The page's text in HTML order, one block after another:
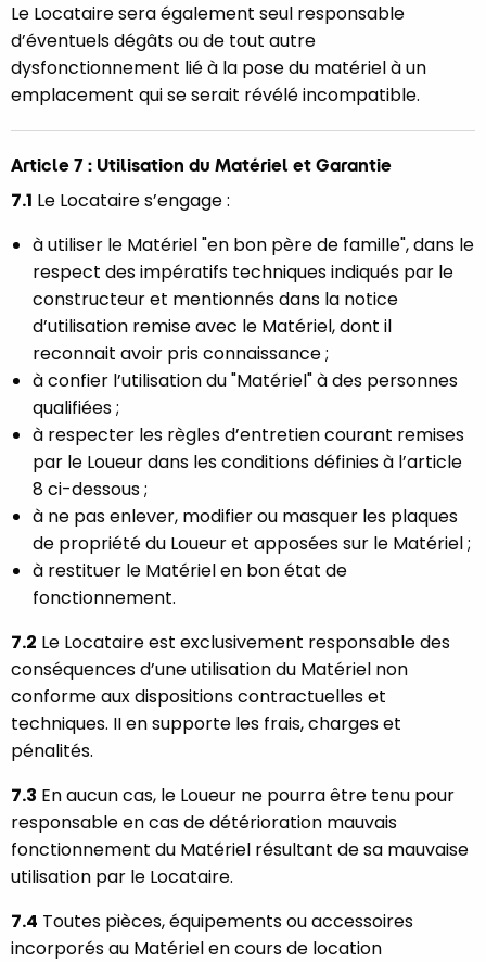
Le Locataire sera également seul responsable
d’éventuels dégâts ou de tout autre
dysfonctionnement lié à la pose du matériel à un
emplacement qui se serait révélé incompatible.
Article 7 : Utilisation du Matériel et Garantie
7.1 Le Locataire s’engage :
à utiliser le Matériel "en bon père de famille", dans le
respect des impératifs techniques indiqués par le
constructeur et mentionnés dans la notice
d’utilisation remise avec le Matériel, dont il
reconnait avoir pris connaissance ;
à confier l’utilisation du "Matériel" à des personnes
qualifiées ;
à respecter les règles d’entretien courant remises
par le Loueur dans les conditions définies à l’article
8 ci-dessous ;
à ne pas enlever, modifier ou masquer les plaques
de propriété du Loueur et apposées sur le Matériel ;
à restituer le Matériel en bon état de
fonctionnement.
7.2 Le Locataire est exclusivement responsable des
conséquences d’une utilisation du Matériel non
conforme aux dispositions contractuelles et
techniques. II en supporte les frais, charges et
pénalités.
7.3 En aucun cas, le Loueur ne pourra être tenu pour
responsable en cas de détérioration mauvais
fonctionnement du Matériel résultant de sa mauvaise
utilisation par le Locataire.
7.4 Toutes pièces, équipements ou accessoires
incorporés au Matériel en cours de location